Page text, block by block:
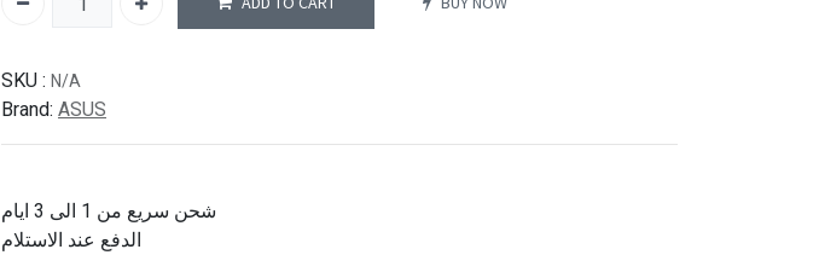
SKU : N/A
Brand: ASUS
شحن سريع من 1 الى 3 ايام
الدفع عند الاستلام